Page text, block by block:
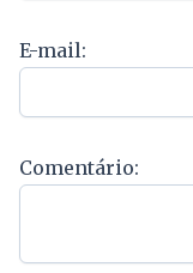
E-mail:
Comentário: